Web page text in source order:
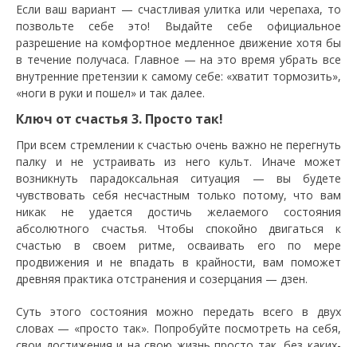
Если ваш вариант — счастливая улитка или черепаха, то
позвольте себе это! Выдайте себе официальное
разрешение на комфортное медленное движение хотя бы
в течение получаса. Главное — на это время убрать все
внутренние претензии к самому себе: «хватит тормозить»,
«ноги в руки и пошел» и так далее.
Ключ от счастья 3. Просто так!
При всем стремлении к счастью очень важно не перегнуть
палку и не устраивать из него культ. Иначе может
возникнуть парадоксальная ситуация — вы будете
чувствовать себя несчастным только потому, что вам
никак не удается достичь желаемого состояния
абсолютного счастья. Чтобы спокойно двигаться к
счастью в своем ритме, осваивать его по мере
продвижения и не впадать в крайности, вам поможет
древняя практика отстранения и созерцания — дзен.
Суть этого состояния можно передать всего в двух
словах — «просто так». Попробуйте посмотреть на себя,